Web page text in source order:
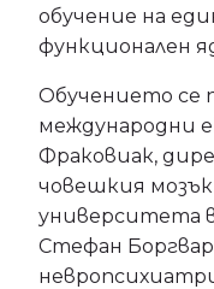
обучение на
функционален
Обучението се
международни
Фраковиак,
човешкия мозък
университета
Стефан